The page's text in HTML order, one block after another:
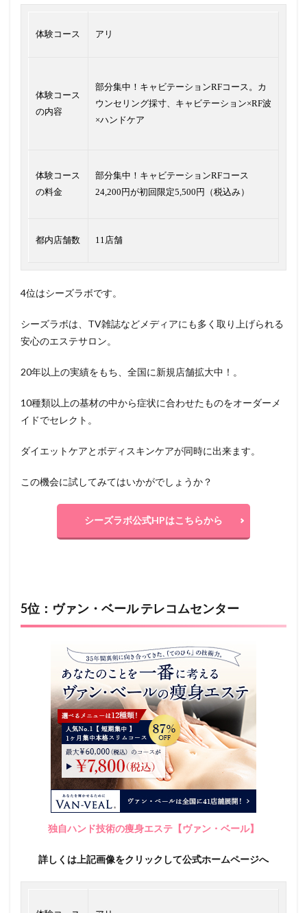
体験コース アリ
体験コース
の内容
部分集中！キャビテーションRFコース。カ
ウンセリング採寸、キャビテーション×RF波
×ハンドケア
体験コース
の料金
部分集中！キャビテーションRFコース
24,200円が初回限定5,500円（税込み）
都内店舗数 11店舗
4位はシーズラボです。
シーズラボは、TV雑誌などメディアにも多く取り上げられる
安心のエステサロン。
20年以上の実績をもち、全国に新規店舗拡大中！。
10種類以上の基材の中から症状に合わせたものをオーダーメ
イドでセレクト。
ダイエットケアとボディスキンケアが同時に出来ます。
この機会に試してみてはいかがでしょうか？
シーズラボ公式HPはこちらから
5位：ヴァン・ベール テレコムセンター
独自ハンド技術の痩身エステ【ヴァン・ベール】
詳しくは上記画像をクリックして公式ホームページへ